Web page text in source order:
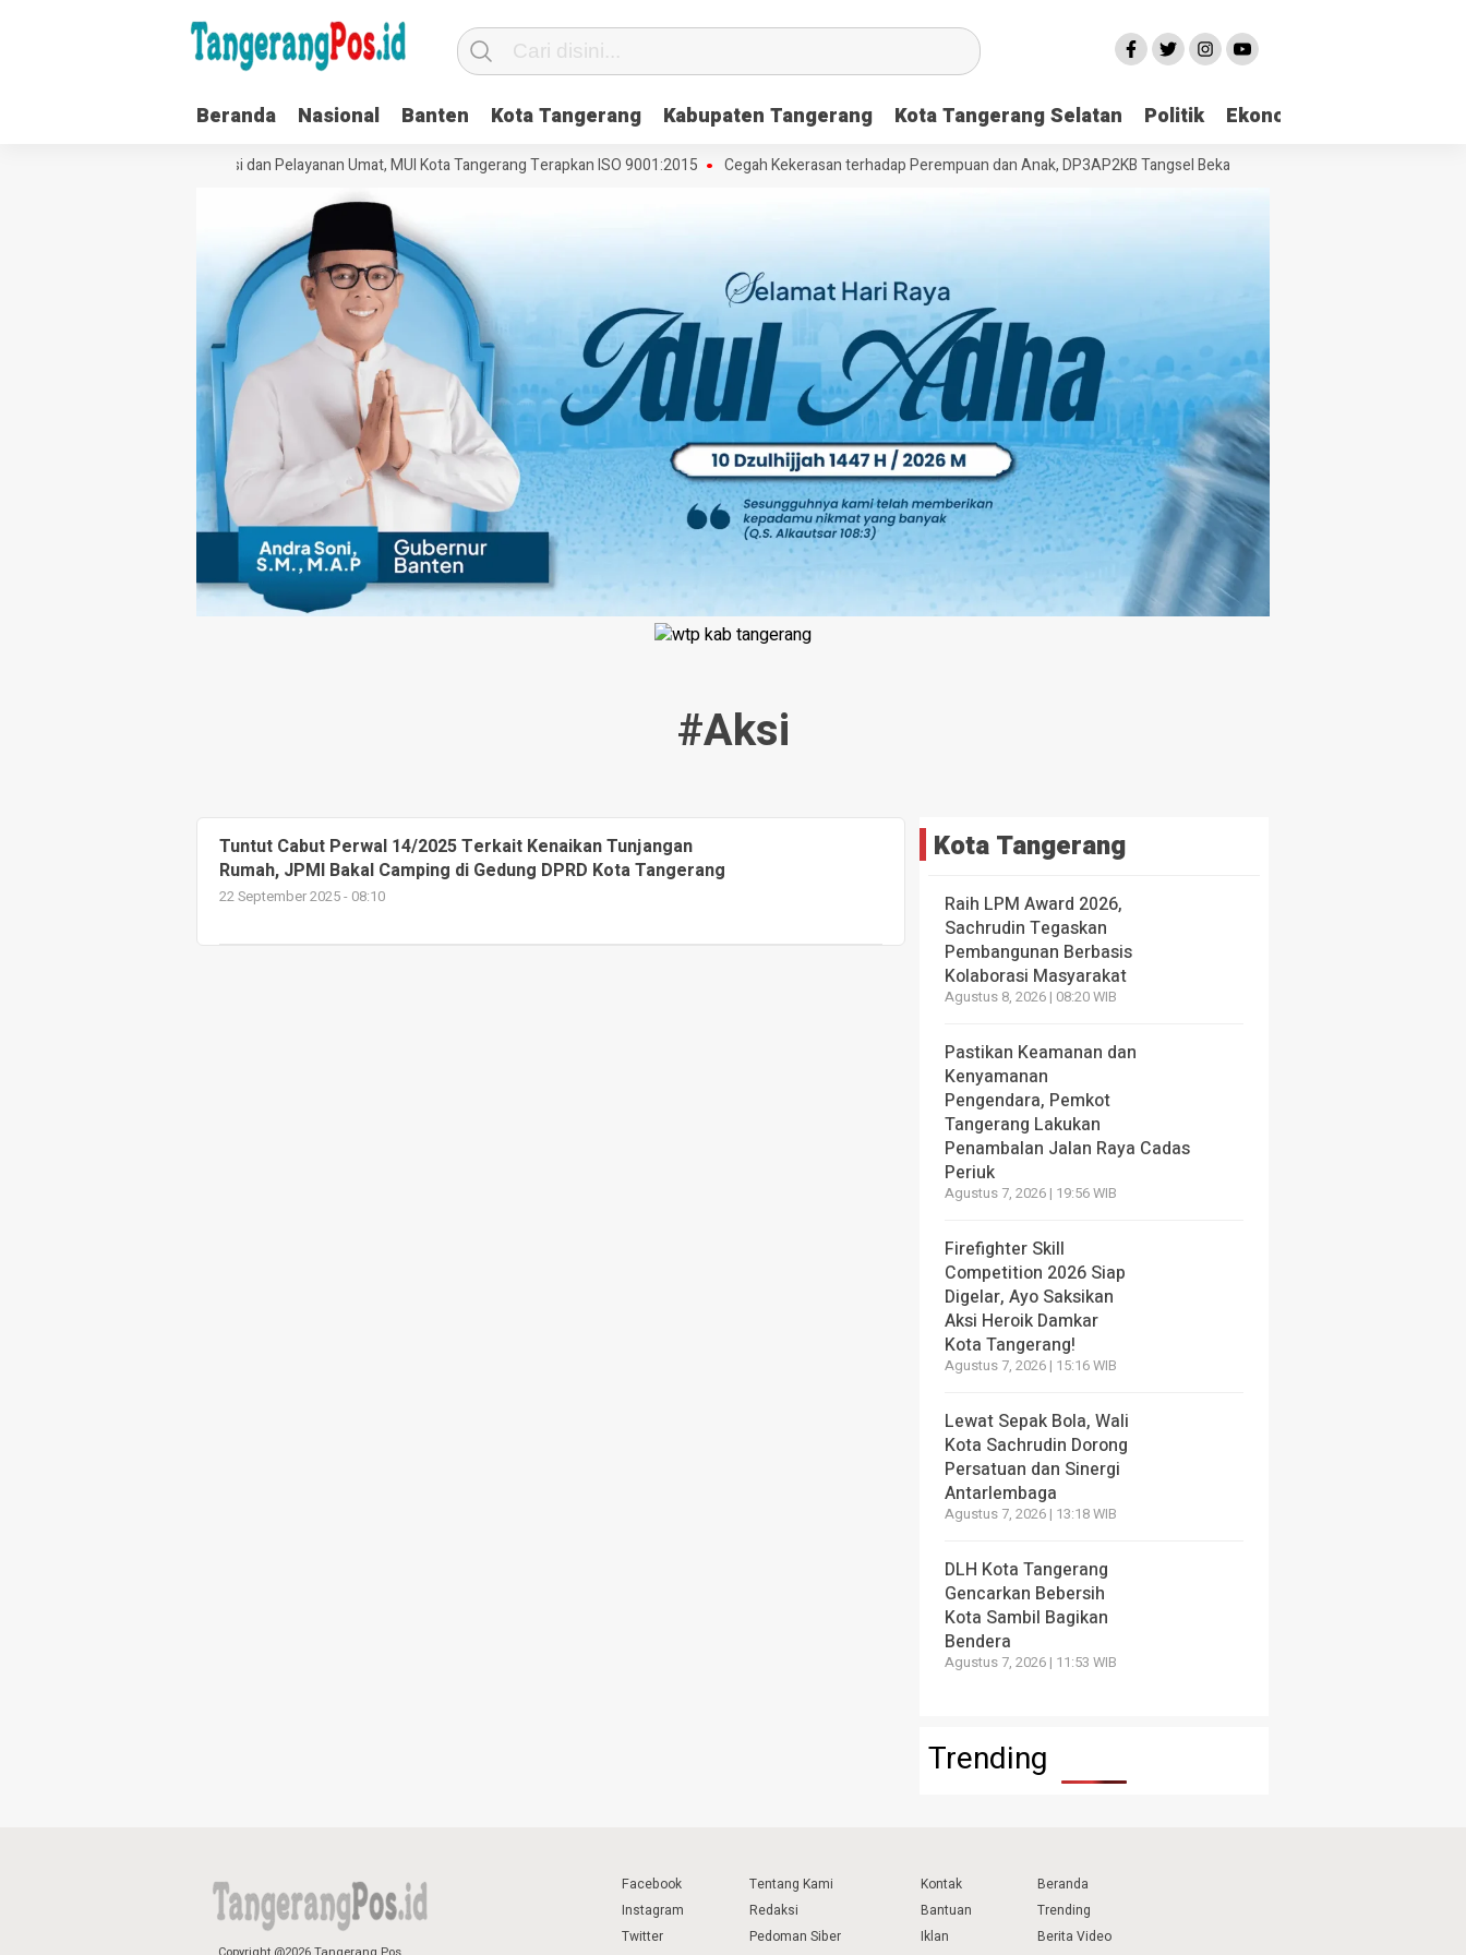
Beranda Nasional Banten Kota Tangerang Kabupaten Tangerang Kota Tangerang Selatan Politik Ekonomi
Perkuat Tata Kelola Organisasi dan Pelayanan Umat, MUI Kota Tangerang Terapkan ISO 9001:2015 Cegah Kekerasan terhadap Perempuan dan Anak, DP3AP2KB Tangsel Bekali Masyarakat Manajemen Stres dan
#aksi
Tuntut Cabut Perwal 14/2025 Terkait Kenaikan Tunjangan
Rumah, JPMI Bakal Camping di Gedung DPRD Kota Tangerang
22 September 2025 - 08:10
Kota Tangerang
Raih LPM Award 2026,
Sachrudin Tegaskan
Pembangunan Berbasis
Kolaborasi Masyarakat
Agustus 8, 2026 | 08:20 WIB
Pastikan Keamanan dan
Kenyamanan
Pengendara, Pemkot
Tangerang Lakukan
Penambalan Jalan Raya Cadas
Periuk
Agustus 7, 2026 | 19:56 WIB
Firefighter Skill
Competition 2026 Siap
Digelar, Ayo Saksikan
Aksi Heroik Damkar
Kota Tangerang!
Agustus 7, 2026 | 15:16 WIB
Lewat Sepak Bola, Wali
Kota Sachrudin Dorong
Persatuan dan Sinergi
Antarlembaga
Agustus 7, 2026 | 13:18 WIB
DLH Kota Tangerang
Gencarkan Bebersih
Kota Sambil Bagikan
Bendera
Agustus 7, 2026 | 11:53 WIB
Trending
Facebook
Instagram
Twitter
Tentang Kami
Redaksi
Pedoman Siber
Kontak
Bantuan
Iklan
Beranda
Trending
Berita Video